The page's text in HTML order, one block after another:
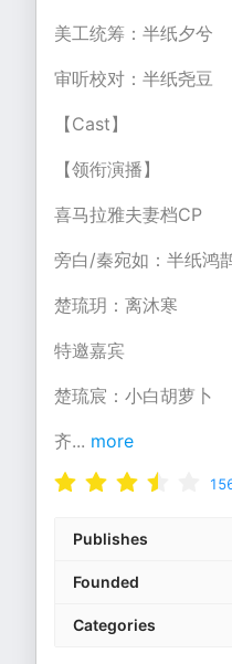
美工统筹：半纸夕兮
审听校对：半纸尧豆
【Cast】
【领衔演播】
喜马拉雅夫妻档CP
旁白/秦宛如：半纸鸿
楚琉玥：离沐寒
特邀嘉宾
楚琉宸：小白胡萝卜
齐... more
Publishes
Founded
Categories